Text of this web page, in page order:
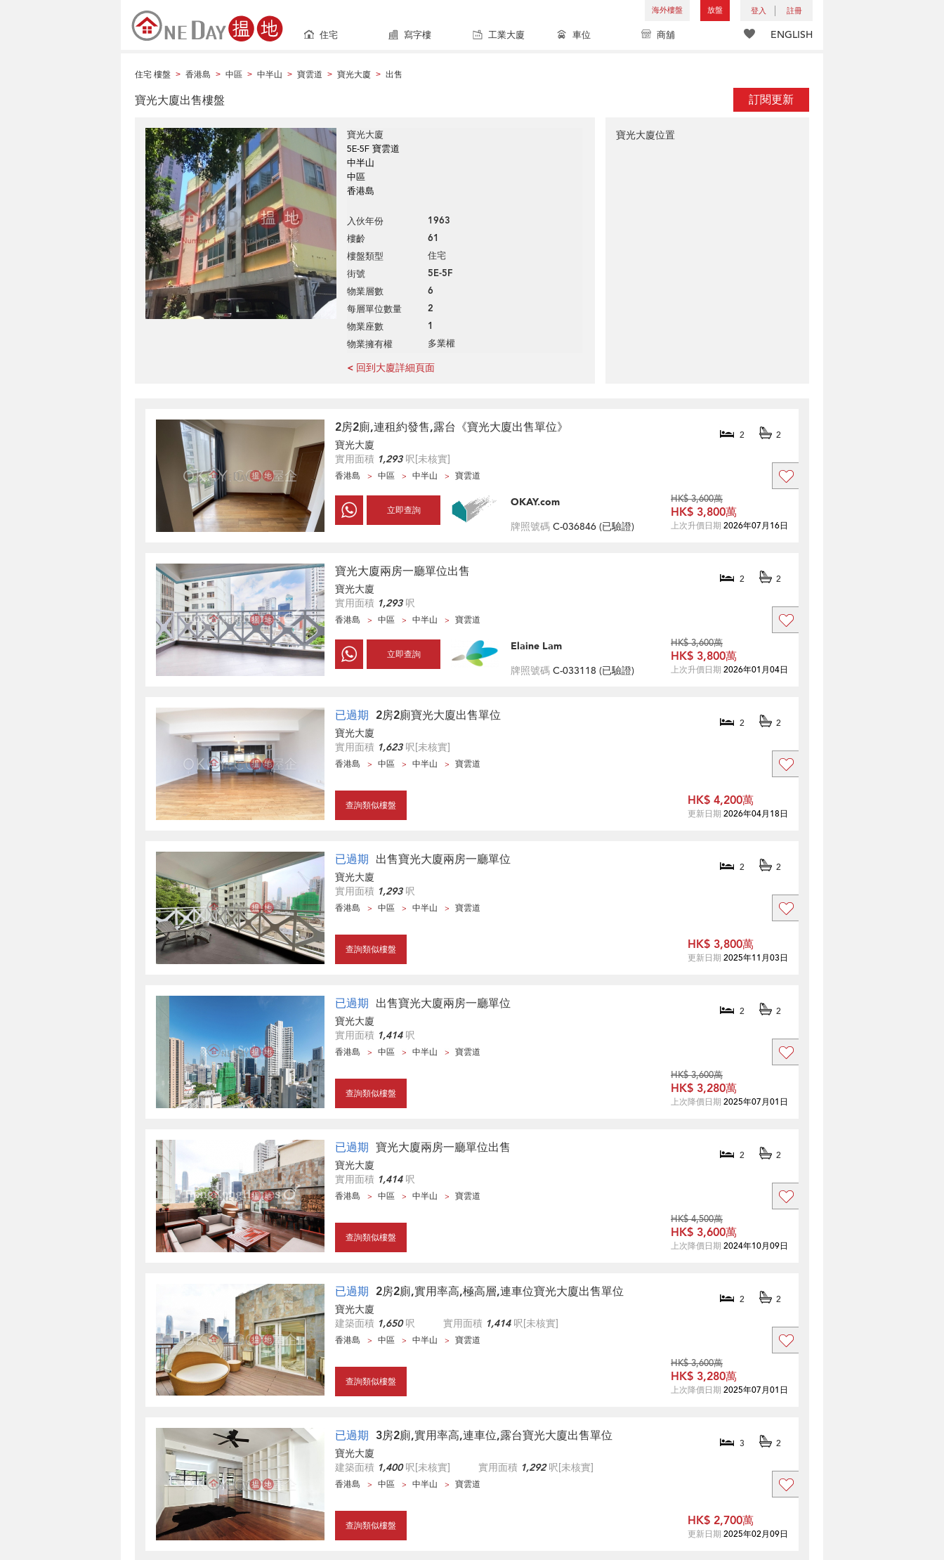
海外樓盤 放盤 登入 註冊
ENGLISH
住宅 寫字樓 工業大廈 車位 商舖
住宅 樓盤 > 香港島 > 中區 > 中半山 > 寶雲道 > 寶光大廈 > 出售
訂閱更新
寶光大廈出售樓盤
寶光大廈
5E-5F 寶雲道
中半山
中區
香港島
入伙年份 1963
樓齡 61
樓盤類型 住宅
街號 5E-5F
物業層數 6
每層單位數量 2
物業座數 1
物業擁有權 多業權
< 回到大廈詳細頁面
寶光大廈位置
2房2廁,連租約發售,露台《寶光大廈出售單位》 2 2
寶光大廈
實用面積 1,293呎[未核實]
香港島 中區 中半山 寶雲道
立即查詢
OKAY.com
牌照號碼 C-036846 (已驗證)
HK$ 3,600萬
HK$ 3,800萬
上次升價日期 2026年07月16日
寶光大廈兩房一廳單位出售 2 2
寶光大廈
實用面積 1,293呎
香港島 中區 中半山 寶雲道
立即查詢
Elaine Lam
牌照號碼 C-033118 (已驗證)
HK$ 3,600萬
HK$ 3,800萬
上次升價日期 2026年01月04日
已過期 2房2廁寶光大廈出售單位 2 2
寶光大廈
實用面積 1,623呎[未核實]
香港島 中區 中半山 寶雲道
查詢類似樓盤 HK$ 4,200萬
更新日期 2026年04月18日
已過期 出售寶光大廈兩房一廳單位 2 2
寶光大廈
實用面積 1,293呎
香港島 中區 中半山 寶雲道
查詢類似樓盤 HK$ 3,800萬
更新日期 2025年11月03日
已過期 出售寶光大廈兩房一廳單位 2 2
寶光大廈
實用面積 1,414呎
香港島 中區 中半山 寶雲道
查詢類似樓盤
HK$ 3,600萬
HK$ 3,280萬
上次降價日期 2025年07月01日
已過期 寶光大廈兩房一廳單位出售 2 2
寶光大廈
實用面積 1,414呎
香港島 中區 中半山 寶雲道
查詢類似樓盤
HK$ 4,500萬
HK$ 3,600萬
上次降價日期 2024年10月09日
已過期 2房2廁,實用率高,極高層,連車位寶光大廈出售單位 2 2
寶光大廈
建築面積 1,650呎 實用面積 1,414呎[未核實]
香港島 中區 中半山 寶雲道
查詢類似樓盤
HK$ 3,600萬
HK$ 3,280萬
上次降價日期 2025年07月01日
已過期 3房2廁,實用率高,連車位,露台寶光大廈出售單位 3 2
寶光大廈
建築面積 1,400呎[未核實] 實用面積 1,292呎[未核實]
香港島 中區 中半山 寶雲道
查詢類似樓盤 HK$ 2,700萬
更新日期 2025年02月09日